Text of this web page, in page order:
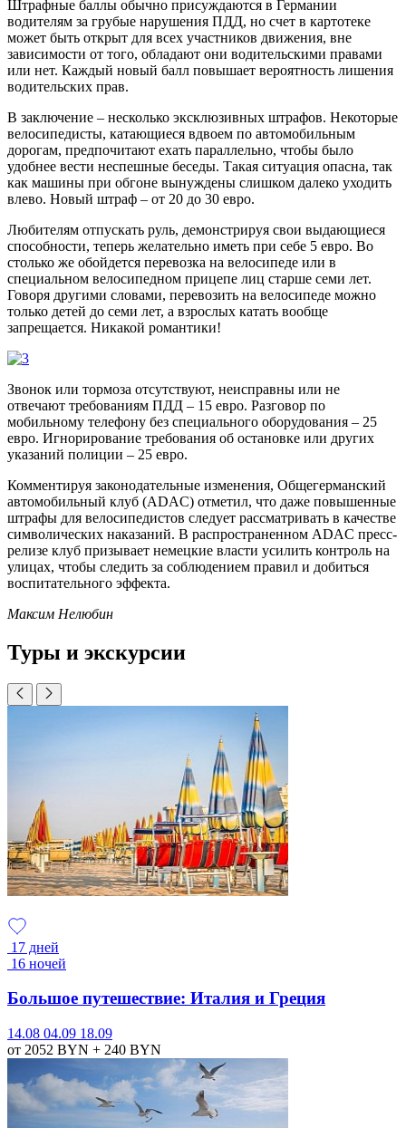
Штрафные баллы обычно присуждаются в Германии
водителям за грубые нарушения ПДД, но счет в картотеке
может быть открыт для всех участников движения, вне
зависимости от того, обладают они водительскими правами
или нет. Каждый новый балл повышает вероятность лишения
водительских прав.
В заключение – несколько эксклюзивных штрафов. Некоторые
велосипедисты, катающиеся вдвоем по автомобильным
дорогам, предпочитают ехать параллельно, чтобы было
удобнее вести неспешные беседы. Такая ситуация опасна, так
как машины при обгоне вынуждены слишком далеко уходить
влево. Новый штраф – от 20 до 30 евро.
Любителям отпускать руль, демонстрируя свои выдающиеся
способности, теперь желательно иметь при себе 5 евро. Во
столько же обойдется перевозка на велосипеде или в
специальном велосипедном прицепе лиц старше семи лет.
Говоря другими словами, перевозить на велосипеде можно
только детей до семи лет, а взрослых катать вообще
запрещается. Никакой романтики!
Звонок или тормоза отсутствуют, неисправны или не
отвечают требованиям ПДД – 15 евро. Разговор по
мобильному телефону без специального оборудования – 25
евро. Игнорирование требования об остановке или других
указаний полиции – 25 евро.
Комментируя законодательные изменения, Общегерманский
автомобильный клуб (ADAC) отметил, что даже повышенные
штрафы для велосипедистов следует рассматривать в качестве
символических наказаний. В распространенном ADAC пресс-
релизе клуб призывает немецкие власти усилить контроль на
улицах, чтобы следить за соблюдением правил и добиться
воспитательного эффекта.
Максим Нелюбин
Туры и экскурсии
17 дней
16 ночей
Большое путешествие: Италия и Греция
14.08 04.09 18.09
от 2052 BYN + 240 BYN